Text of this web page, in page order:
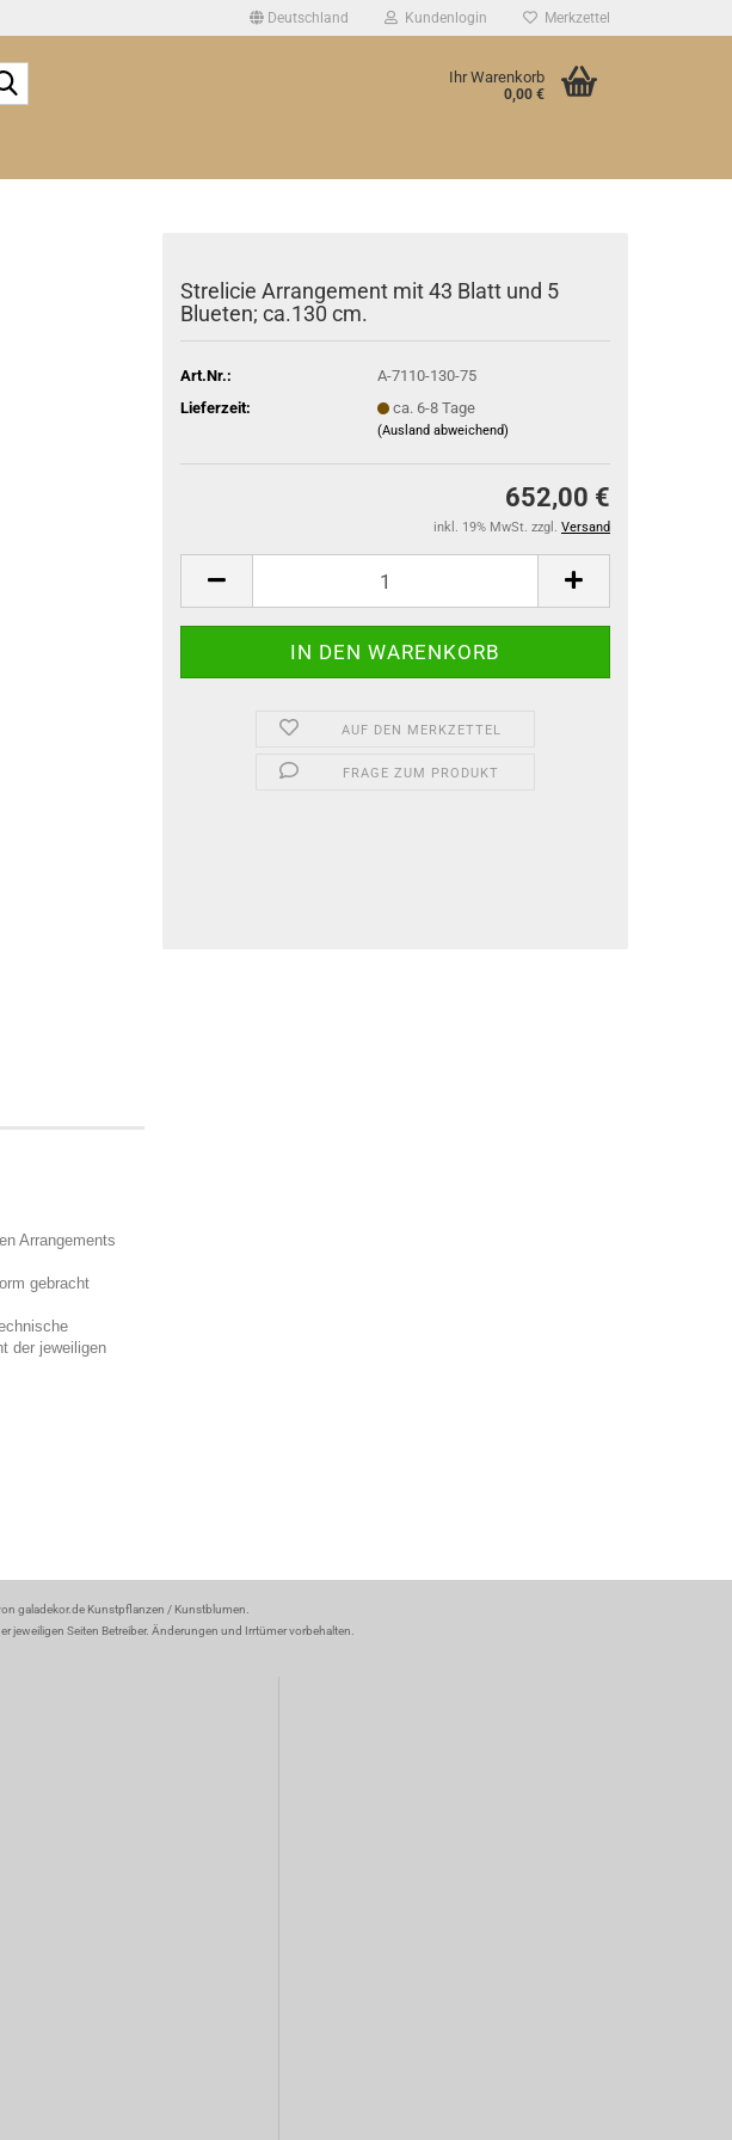
Deutschland Kundenlogin Merkzettel
Ihr Warenkorb
0,00 €
Strelicie Arrangement mit 43 Blatt und 5
Blueten; ca.130 cm.
Art.Nr.:
A-7110-130-75
Lieferzeit:
ca. 6-8 Tage
(Ausland abweichend)
652,00 €
inkl. 19% MwSt. zzgl. Versand
AUF DEN MERKZETTEL
FRAGE ZUM PRODUKT
Arrangements
gebracht
der jeweiligen
galadekor.de Kunstpflanzen / Kunstblumen.
jeweiligen Seiten Betreiber. Änderungen und Irrtümer vorbehalten.